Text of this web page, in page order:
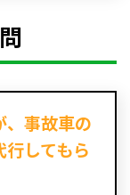
、事故車の
してもら